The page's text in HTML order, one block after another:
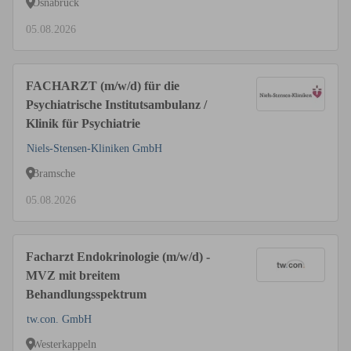
Osnabrück
05.08.2026
FACHARZT (m/w/d) für die
Psychiatrische Institutsambulanz /
Klinik für Psychiatrie
Niels-Stensen-Kliniken GmbH
Bramsche
05.08.2026
Facharzt Endokrinologie (m/w/d) -
MVZ mit breitem
Behandlungsspektrum
tw.con. GmbH
Westerkappeln